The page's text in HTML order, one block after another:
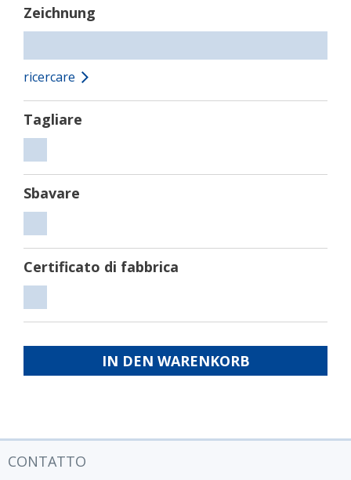
Zeichnung
ricercare
Tagliare
Sbavare
Certificato di fabbrica
di
fabbrica
IN DEN WARENKORB
CONTATTO